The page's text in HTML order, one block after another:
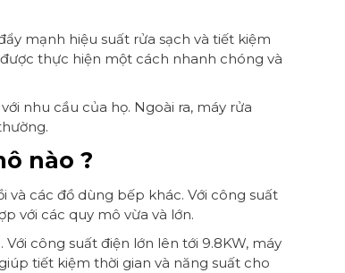
mạnh hiệu suất rửa sạch và tiết kiệm
thực hiện một cách nhanh chóng và
nhu cầu của họ. Ngoài ra, máy rửa
nào ?
các đồ dùng bếp khác. Với công suất
với các quy mô vừa và lớn.
công suất điện lớn lên tới 9.8KW, máy
tiết kiệm thời gian và năng suất cho